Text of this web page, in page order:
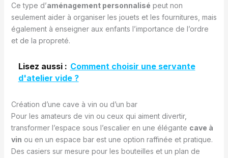
Ce type d’aménagement personnalisé peut non
seulement aider à organiser les jouets et les fournitures, mais
également à enseigner aux enfants l’importance de l’ordre
et de la propreté.
Lisez aussi : Comment choisir une servante
d'atelier vide ?
Création d’une cave à vin ou d’un bar
Pour les amateurs de vin ou ceux qui aiment divertir,
transformer l’espace sous l’escalier en une élégante cave à
vin ou en un espace bar est une option raffinée et pratique.
Des casiers sur mesure pour les bouteilles et un plan de